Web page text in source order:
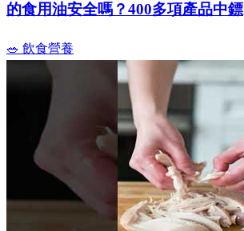
的食用油安全嗎？400多項產品中鏢
🥗 飲食營養